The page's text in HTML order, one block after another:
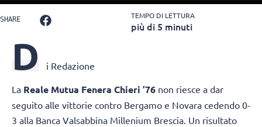
SHARE TEMPO DI LETTURA
più di 5 minuti
D i Redazione
La Reale Mutua Fenera Chieri ’76 non riesce a dar
seguito alle vittorie contro Bergamo e Novara cedendo 0-
3 alla Banca Valsabbina Millenium Brescia. Un risultato